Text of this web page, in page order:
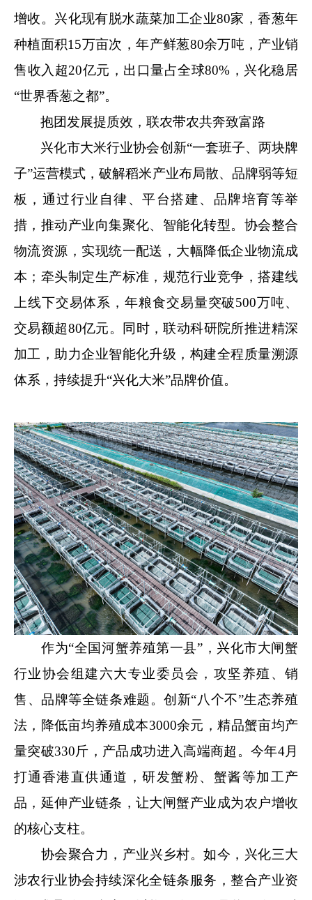
增收。兴化现有脱水蔬菜加工企业80家，香葱年
种植面积15万亩次，年产鲜葱80余万吨，产业销
售收入超20亿元，出口量占全球80%，兴化稳居
“世界香葱之都”。
抱团发展提质效，联农带农共奔致富路
兴化市大米行业协会创新“一套班子、两块牌
子”运营模式，破解稻米产业布局散、品牌弱等短
板，通过行业自律、平台搭建、品牌培育等举
措，推动产业向集聚化、智能化转型。协会整合
物流资源，实现统一配送，大幅降低企业物流成
本；牵头制定生产标准，规范行业竞争，搭建线
上线下交易体系，年粮食交易量突破500万吨、
交易额超80亿元。同时，联动科研院所推进精深
加工，助力企业智能化升级，构建全程质量溯源
体系，持续提升“兴化大米”品牌价值。
作为“全国河蟹养殖第一县”，兴化市大闸蟹
行业协会组建六大专业委员会，攻坚养殖、销
售、品牌等全链条难题。创新“八个不”生态养殖
法，降低亩均养殖成本3000余元，精品蟹亩均产
量突破330斤，产品成功进入高端商超。今年4月
打通香港直供通道，研发蟹粉、蟹酱等加工产
品，延伸产业链条，让大闸蟹产业成为农户增收
的核心支柱。
协会聚合力，产业兴乡村。如今，兴化三大
涉农行业协会持续深化全链条服务，整合产业资